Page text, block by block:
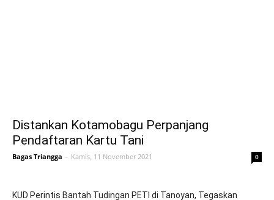
Distankan Kotamobagu Perpanjang
Pendaftaran Kartu Tani
Bagas Triangga - Kamis, 11 November 2021 0
KUD Perintis Bantah Tudingan PETI di Tanoyan, Tegaskan